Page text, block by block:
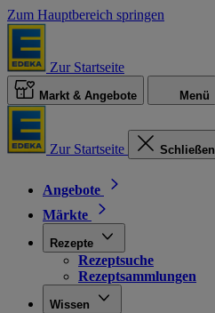
Zum Hauptbereich springen
Zur Startseite
Markt & Angebote Menü
Zur Startseite Schließen
Angebote
Märkte
Rezepte
Rezeptsuche
Rezeptsammlungen
Wissen